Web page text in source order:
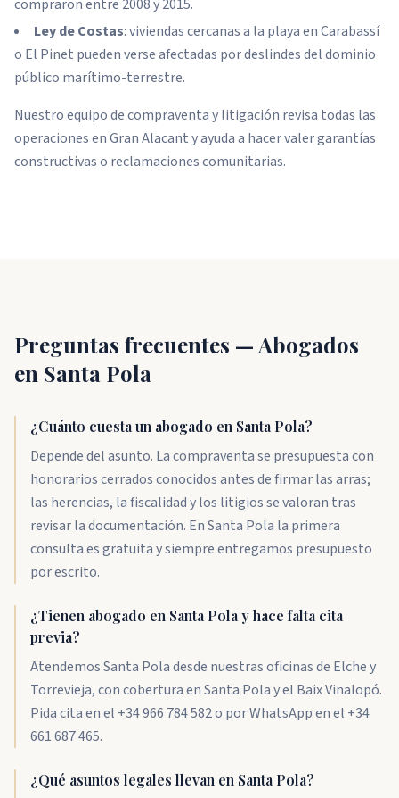
compraron entre 2008 y 2015.
Ley de Costas: viviendas cercanas a la playa en Carabassí
o El Pinet pueden verse afectadas por deslindes del dominio
público marítimo-terrestre.
Nuestro equipo de compraventa y litigación revisa todas las
operaciones en Gran Alacant y ayuda a hacer valer garantías
constructivas o reclamaciones comunitarias.
Preguntas frecuentes — Abogados
en Santa Pola
¿Cuánto cuesta un abogado en Santa Pola?
Depende del asunto. La compraventa se presupuesta con
honorarios cerrados conocidos antes de firmar las arras;
las herencias, la fiscalidad y los litigios se valoran tras
revisar la documentación. En Santa Pola la primera
consulta es gratuita y siempre entregamos presupuesto
por escrito.
¿Tienen abogado en Santa Pola y hace falta cita
previa?
Atendemos Santa Pola desde nuestras oficinas de Elche y
Torrevieja, con cobertura en Santa Pola y el Baix Vinalopó.
Pida cita en el +34 966 784 582 o por WhatsApp en el +34
661 687 465.
¿Qué asuntos legales llevan en Santa Pola?